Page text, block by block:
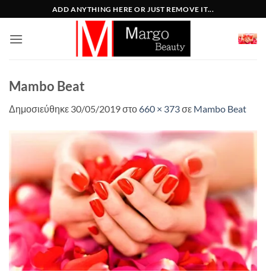
στο
περιεχόμενο
ADD ANYTHING HERE OR JUST REMOVE IT...
Mambo Beat
Δημοσιεύθηκε 30/05/2019στο660 × 373σε Mambo Beat